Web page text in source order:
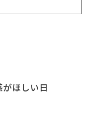
ほしい日